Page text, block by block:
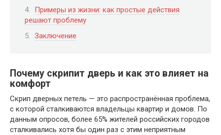
Примеры из жизни: как простые действия
решают проблему
Заключение
Почему скрипит дверь и как это влияет на
комфорт
Скрип дверных петель — это распространённая проблема,
с которой сталкиваются владельцы квартир и домов. По
данным опросов, более 65% жителей российских городов
сталкивались хотя бы один раз с этим неприятным